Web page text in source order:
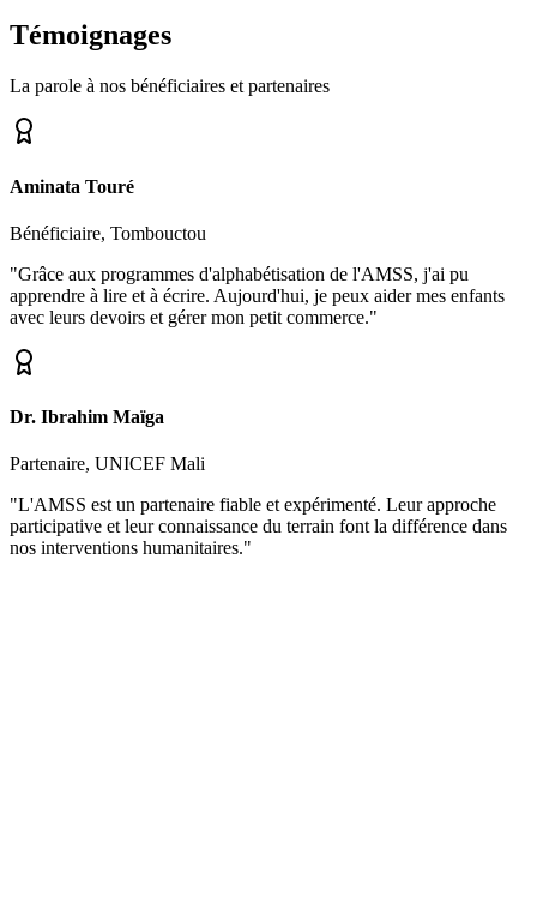
Témoignages
La parole à nos bénéficiaires et partenaires
Aminata Touré
Bénéficiaire, Tombouctou
"Grâce aux programmes d'alphabétisation de l'AMSS, j'ai pu
apprendre à lire et à écrire. Aujourd'hui, je peux aider mes enfants
avec leurs devoirs et gérer mon petit commerce."
Dr. Ibrahim Maïga
Partenaire, UNICEF Mali
"L'AMSS est un partenaire fiable et expérimenté. Leur approche
participative et leur connaissance du terrain font la différence dans
nos interventions humanitaires."